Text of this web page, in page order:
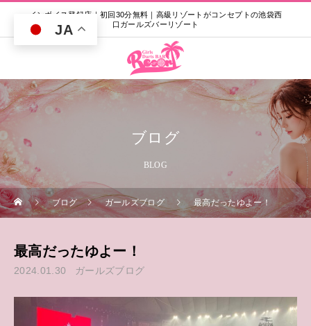
インボイス登録店｜初回30分無料｜高級リゾートがコンセプトの池袋西
口ガールズバーリゾート
ブログ
BLOG
ブログ ガールズブログ 最高だったゆよー！
最高だったゆよー！
2024.01.30 ガールズブログ
JA